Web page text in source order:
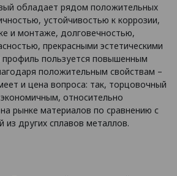
обладает рядом положительных
устойчивостью к коррозии,
и монтаже, долговечностью,
прекрасными эстетическими
пользуется повышенным
положительным свойствам –
и цена вопроса: так, торцовочный
относительно
рынке материалов по сравнению с
других сплавов металлов.